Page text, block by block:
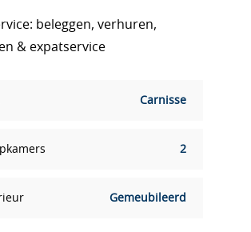
beleggen, verhuren,
& expatservice
Carnisse
2
Gemeubileerd